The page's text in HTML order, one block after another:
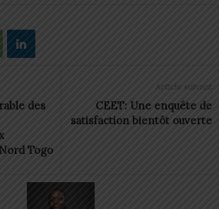
des
Togo
Article suivant
CEET: Une enquête de
satisfaction bientôt ouverte